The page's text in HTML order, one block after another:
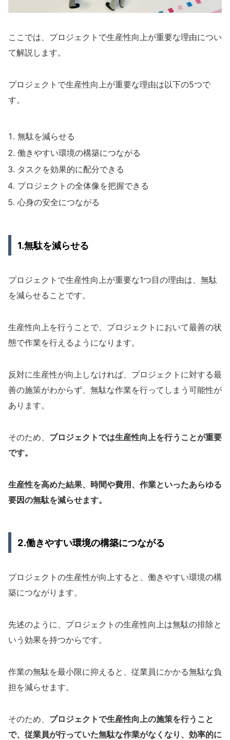
ここでは、プロジェクトで生産性向上が重要な理由につい
て解説します。
プロジェクトで生産性向上が重要な理由は以下の5つで
す。
無駄を減らせる
働きやすい環境の構築につながる
タスクを効果的に配分できる
プロジェクトの全体像を把握できる
心身の安全につながる
1.無駄を減らせる
プロジェクトで生産性向上が重要な1つ目の理由は、無駄
を減らせることです。
生産性向上を行うことで、プロジェクトにおいて最善の状
態で作業を行えるようになります。
反対に生産性が向上しなければ、プロジェクトに対する最
善の施策がわからず、無駄な作業を行ってしまう可能性が
あります。
そのため、 プロジェクトでは生産性向上を行うことが重要
です。
生産性を高めた結果、時間や費用、作業といったあらゆる
要因の無駄を減らせます。
2.働きやすい環境の構築につながる
プロジェクトの生産性が向上すると、働きやすい環境の構
築につながります。
先述のように、プロジェクトの生産性向上は無駄の排除と
いう効果を持つからです。
作業の無駄を最小限に抑えると、従業員にかかる無駄な負
担を減らせます。
そのため、 プロジェクトで生産性向上の施策を行うこと
で、従業員が行っていた無駄な作業がなくなり、効率的に